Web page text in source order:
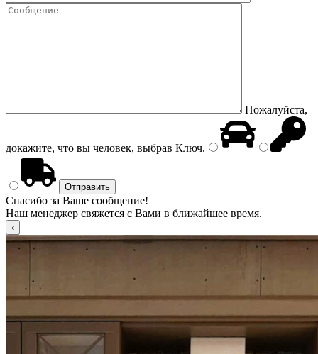
Пожалуйста,
докажите, что вы человек, выбрав Ключ.
Спасибо за Ваше сообщение!
Наш менеджер свяжется с Вами в ближайшее время.